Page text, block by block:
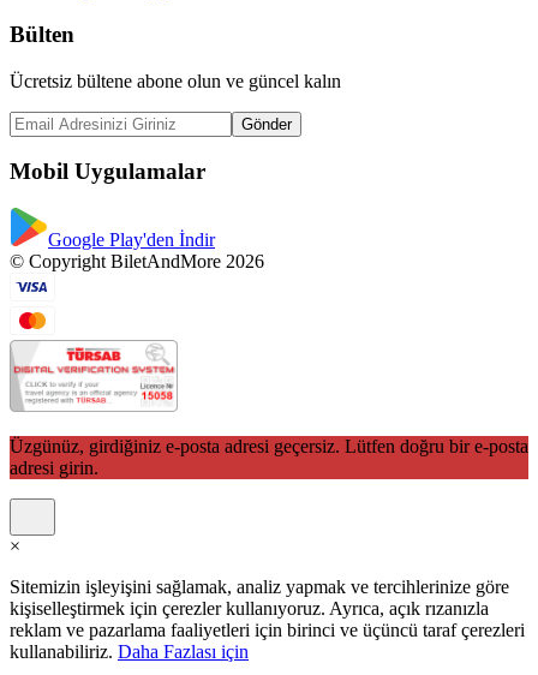
Bülten
Ücretsiz bültene abone olun ve güncel kalın
Gönder
Mobil Uygulamalar
Google Play'den İndir
© Copyright BiletAndMore 2026
Üzgünüz, girdiğiniz e-posta adresi geçersiz. Lütfen doğru bir e-posta
adresi girin.
×
Sitemizin işleyişini sağlamak, analiz yapmak ve tercihlerinize göre
kişiselleştirmek için çerezler kullanıyoruz. Ayrıca, açık rızanızla
reklam ve pazarlama faaliyetleri için birinci ve üçüncü taraf çerezleri
kullanabiliriz. Daha Fazlası için